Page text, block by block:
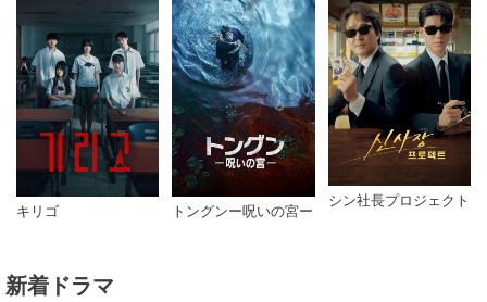
キリゴ トングンー呪いの宮ー
シン社長プロジェクト
新着ドラマ